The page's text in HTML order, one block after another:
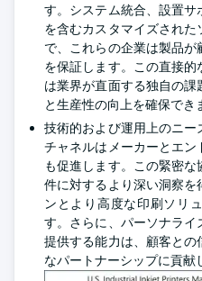
す。システム統合、設置
を含むカスタマイズされ
で、これらの企業は製品
を保証します。この直接
は業界が直面する独自の
と生産性の向上を確保でき
技術的および運用上のニ
チャネルはメーカーとエ
も促進します。この緊密
件に対するより深い洞察を
ンとより高度な印刷ソリ
す。さらに、パーソナラ
提供する能力は、顧客と
なパートナーシップに貢献